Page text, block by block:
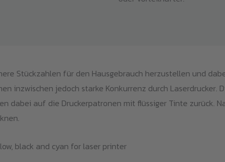
Stückzahlen für den Hausgebrauch herzustellen und
inzwischen jedoch starke Konkurrenz durch Laserdrucker.
dabei auf die Druckerpatronen mit flüssiger Tinte zurück.